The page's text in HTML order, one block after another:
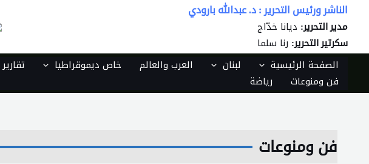
تخطي
المحتوى
الناشر ورئيس التحرير : د. عبدالله بارودي
مدير التحرير: ديانا خدّاج
سكرتير التحرير: رنا سلما
الصفحة الرئيسية لبنان العرب والعالم خاص ديموقراطيا تقارير
فن ومنوعات
رياضة
فن ومنوعات